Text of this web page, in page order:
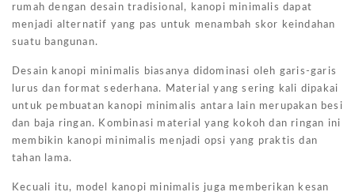
rumah dengan desain tradisional, kanopi minimalis dapat
menjadi alternatif yang pas untuk menambah skor keindahan
suatu bangunan.
Desain kanopi minimalis biasanya didominasi oleh garis-garis
lurus dan format sederhana. Material yang sering kali dipakai
untuk pembuatan kanopi minimalis antara lain merupakan besi
dan baja ringan. Kombinasi material yang kokoh dan ringan ini
membikin kanopi minimalis menjadi opsi yang praktis dan
tahan lama.
Kecuali itu, model kanopi minimalis juga memberikan kesan